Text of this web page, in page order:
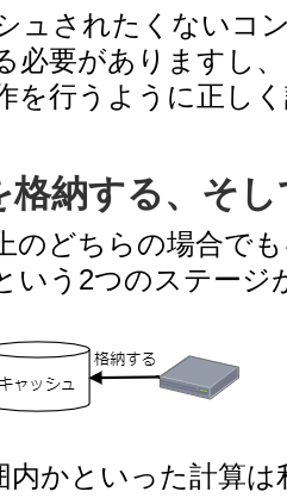
ュされたくないコ
必要がありますし
を行うように正し
格納する、そ
のどちらの場合で
いう2つのステージ
内かといった計算